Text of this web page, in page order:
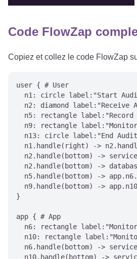
Code FlowZap
Copiez et collez le code FlowZap
user { # User
n1: circle label:"Start
n2: diamond label:"Receive
n5: rectangle label:"Record
n9: rectangle
n13: circle label:"End
n1.handle(right) ->
n2.handle(bottom) ->
n2.handle(bottom) ->
n5.handle(bottom) ->
n9.handle(bottom) ->
}
app { # App
n6: rectangle
n10: rectangle
n6.handle(bottom) ->
n10.handle(bottom) ->